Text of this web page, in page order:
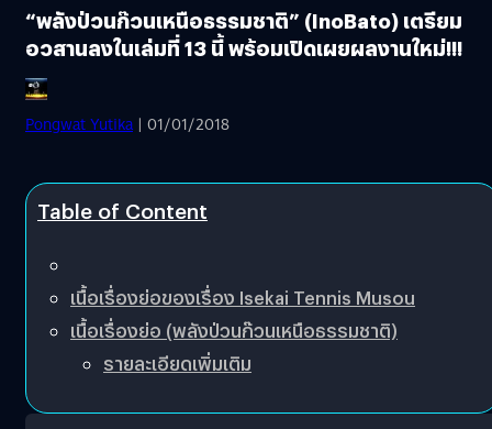
“พลังป่วนก๊วนเหนือธรรมชาติ” (InoBato) เตรียม
อวสานลงในเล่มที่ 13 นี้ พร้อมเปิดเผยผลงานใหม่!!!
Pongwat Yutika| 01/01/2018
Table of Content
เนื้อเรื่องย่อของเรื่อง Isekai Tennis Musou
เนื้อเรื่องย่อ (พลังป่วนก๊วนเหนือธรรมชาติ)
รายละเอียดเพิ่มเติม